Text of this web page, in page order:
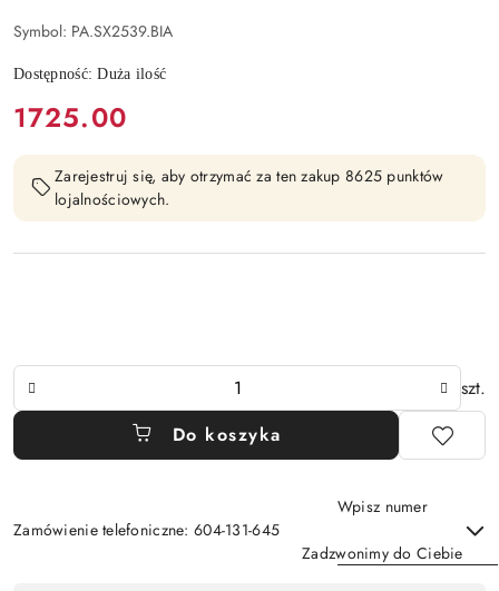
Symbol: PA.SX2539.BIA
Dostępność:Duża ilość
cena:
1725.00
Zarejestruj się, aby otrzymać za ten zakup 8625 punktów
lojalnościowych.
szt.
Do koszyka
Zamówienie telefoniczne: 604-131-645
Wpisz numer
Zadzwonimy do Ciebie